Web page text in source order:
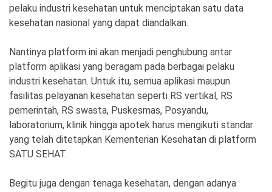
pelaku industri kesehatan untuk menciptakan satu data
kesehatan nasional yang dapat diandalkan.
Nantinya platform ini akan menjadi penghubung antar
platform aplikasi yang beragam pada berbagai pelaku
industri kesehatan. Untuk itu, semua aplikasi maupun
fasilitas pelayanan kesehatan seperti RS vertikal, RS
pemerintah, RS swasta, Puskesmas, Posyandu,
laboratorium, klinik hingga apotek harus mengikuti standar
yang telah ditetapkan Kementerian Kesehatan di platform
SATU SEHAT.
Begitu juga dengan tenaga kesehatan, dengan adanya